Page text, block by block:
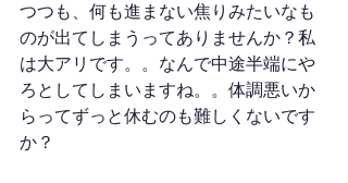
つつも、何も進まない焦りみたいなも
のが出てしまうってありませんか？私
は大アリです。。なんで中途半端にや
ろとしてしまいますね。。体調悪いか
らってずっと休むのも難しくないです
か？